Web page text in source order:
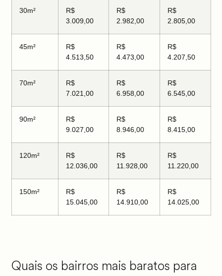
30m²
R$
3.009,00
R$
2.982,00
R$
2.805,00
45m²
R$
4.513,50
R$
4.473,00
R$
4.207,50
70m²
R$
7.021,00
R$
6.958,00
R$
6.545,00
90m²
R$
9.027,00
R$
8.946,00
R$
8.415,00
120m²
R$
12.036,00
R$
11.928,00
R$
11.220,00
150m²
R$
15.045,00
R$
14.910,00
R$
14.025,00
Quais os bairros mais baratos para